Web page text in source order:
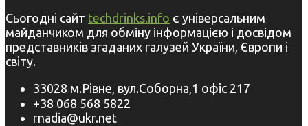
Сьогодні сайт techdrinks.info є універсальним
майданчиком для обміну інформацією і досвідом
представників згаданих галузей України, Європи і
світу.
33028 м.Рівне, вул.Соборна,1 офіс 217
+38 068 568 5822
rnadia@ukr.net